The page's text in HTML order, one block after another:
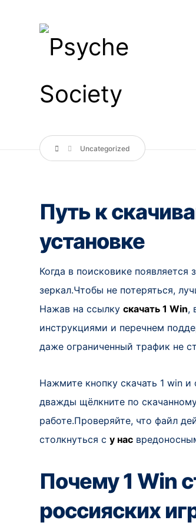
Uncategorized
Путь к
установке
Когда в поисковике появляется
зеркал.Чтобы не потеряться,
Нажав на ссылкускачать 1 Win,
инструкциями и перечнем
даже ограниченный трафик не
Нажмите кнопку скачать 1 win и
дважды щёлкните по
работе.Проверяйте, что файл
столкнуться су нас
Почему 1 Win
россияских